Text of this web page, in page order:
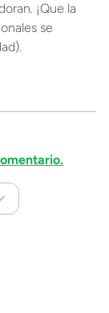
¡Que la
se